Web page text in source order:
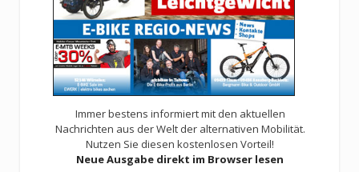
Immer bestens informiert mit den aktuellen
Nachrichten aus der Welt der alternativen Mobilität.
Nutzen Sie diesen kostenlosen Vorteil!
Neue Ausgabe direkt im Browser lesen